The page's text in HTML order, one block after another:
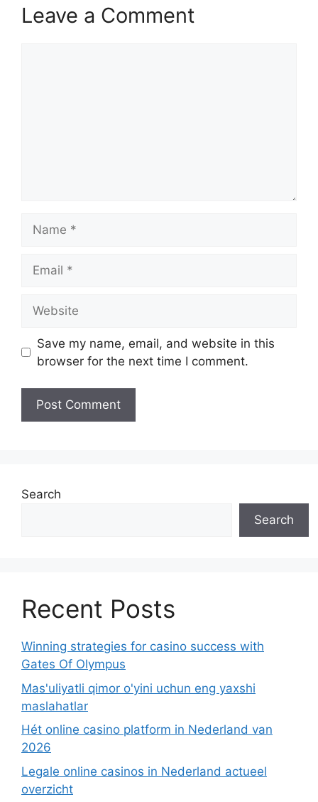
Leave a Comment
Save my name, email, and website in this
browser for the next time I comment.
Search
Search
Recent Posts
Winning strategies for casino success with
Gates Of Olympus
Mas'uliyatli qimor o'yini uchun eng yaxshi
maslahatlar
Hét online casino platform in Nederland van
2026
Legale online casinos in Nederland actueel
overzicht